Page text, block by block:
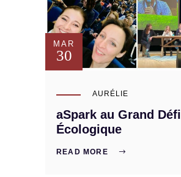
MAR
30
AURÉLIE
aSpark au Grand Défi
Écologique
READ MORE